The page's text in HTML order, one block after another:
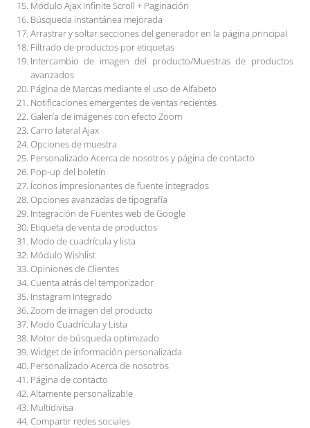
Módulo Ajax Infinite Scroll + Paginación
Búsqueda instantánea mejorada
Arrastrar y soltar secciones del generador en la página principal
Filtrado de productos por etiquetas
Intercambio de imagen del producto/Muestras de productos
avanzados
Página de Marcas mediante el uso de Alfabeto
Notificaciones emergentes de ventas recientes
Galería de imágenes con efecto Zoom
Carro lateral Ajax
Opciones de muestra
Personalizado Acerca de nosotros y página de contacto
Pop-up del boletín
Íconos impresionantes de fuente integrados
Opciones avanzadas de tipografía
Integración de Fuentes web de Google
Etiqueta de venta de productos
Modo de cuadrícula y lista
Módulo Wishlist
Opiniones de Clientes
Cuenta atrás del temporizador
Instagram Integrado
Zoom de imagen del producto
Modo Cuadrícula y Lista
Motor de búsqueda optimizado
Widget de información personalizada
Personalizado Acerca de nosotros
Página de contacto
Altamente personalizable
Multidivisa
Compartir redes sociales